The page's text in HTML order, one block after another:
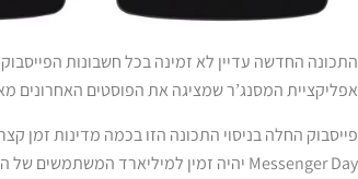
התכונה החדשה עדיין לא זמינה בכל חשבונות
אפליקציית המסנג’ר שמציגה את הפוסטים האחרונים
פייסבוק החלה בניסוי התכונה הזו בכמה מדינות
Messenger Day יהיה זמין למיליארד המשתמשים של המסנג’ר ברחבי העולם.